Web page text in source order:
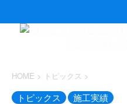
HOME > トピックス >
トピックス 施工実績